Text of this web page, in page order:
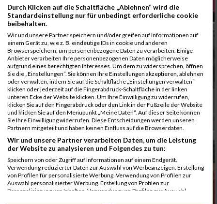
Durch Klicken auf die Schaltfläche „Ablehnen“ wird die
Standardeinstellung nur für unbedingt erforderliche cookie
beibehalten.
Wir und unsere Partner speichern und/oder greifen auf Informationen auf
einem Gerät zu, wie z. B. eindeutige IDs in cookie und anderen
Browserspeichern, um personenbezogene Daten zu verarbeiten. Einige
Anbieter verarbeiten Ihre personenbezogenen Daten möglicherweise
aufgrund eines berechtigten Interesses. Um dem zu widersprechen, öffnen
Sie die „Einstellungen“. Sie können Ihre Einstellungen akzeptieren, ablehnen
oder verwalten, indem Sie auf die Schaltfläche „Einstellungen verwalten“
klicken oder jederzeit auf die Fingerabdruck-Schaltfläche in der linken
unteren Ecke der Website klicken. Um Ihre Einwilligung zu widerrufen,
klicken Sie auf den Fingerabdruck oder den Link in der Fußzeile der Website
und klicken Sie auf den Menüpunkt „Meine Daten“. Auf dieser Seite können
Sie Ihre Einwilligung widerrufen. Diese Entscheidungen werden unseren
Partnern mitgeteilt und haben keinen Einfluss auf die Browserdaten.
Wir und unsere Partner verarbeiten Daten, um die Leistung
der Website zu analysieren und Folgendes zu tun:
Speichern von oder Zugriff auf Informationen auf einem Endgerät.
Verwendung reduzierter Daten zur Auswahl von Werbeanzeigen. Erstellung
von Profilen für personalisierte Werbung. Verwendung von Profilen zur
Auswahl personalisierter Werbung. Erstellung von Profilen zur
Personalisierung von Inhalten. Verwendung von Profilen zur Auswahl